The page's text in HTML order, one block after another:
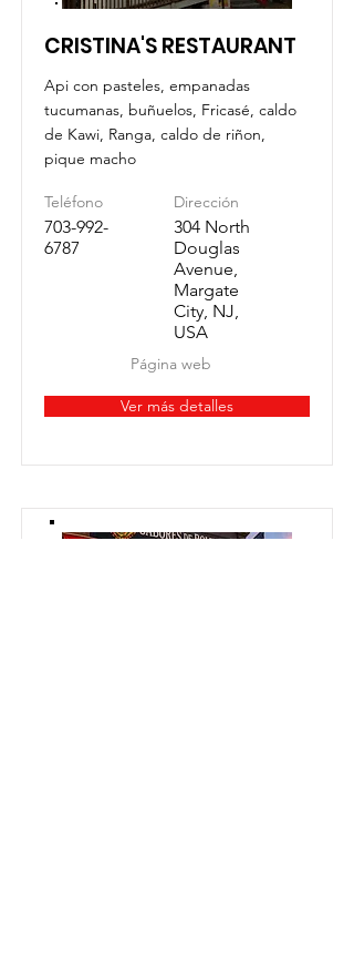
CRISTINA'S RESTAURANT
Api con pasteles, empanadas
tucumanas, buñuelos, Fricasé, caldo
de Kawi, Ranga, caldo de riñon,
pique macho
Teléfono
703-992-
6787
Dirección
304 North
Douglas
Avenue,
Margate
City, NJ,
USA
Página web
Ver más detalles